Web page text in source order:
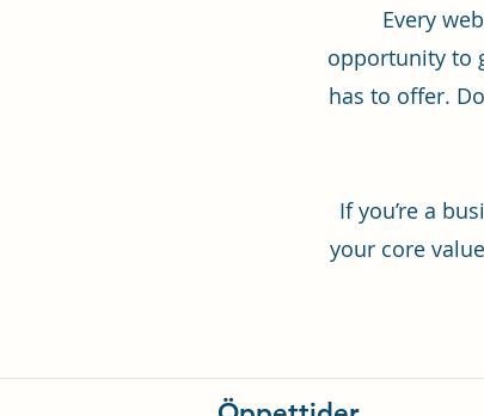
Every
opportunity to
has to offer.
If you’re a
your core